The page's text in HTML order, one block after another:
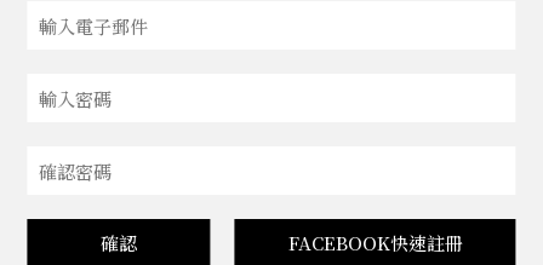
確認 FACEBOOK快速註冊